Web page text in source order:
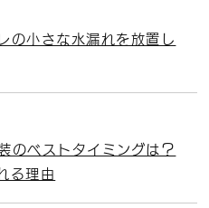
の小さな水漏れを放置し
のベストタイミングは？
る理由